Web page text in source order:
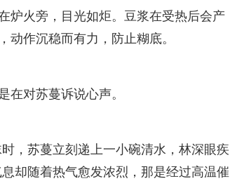
炉火旁，目光如炬。豆浆在受热后会产
动作沉稳而有力，防止糊底。
在对苏蔓诉说心声。
，苏蔓立刻递上一小碗清水，林深眼疾
却随着热气愈发浓烈，那是经过高温催